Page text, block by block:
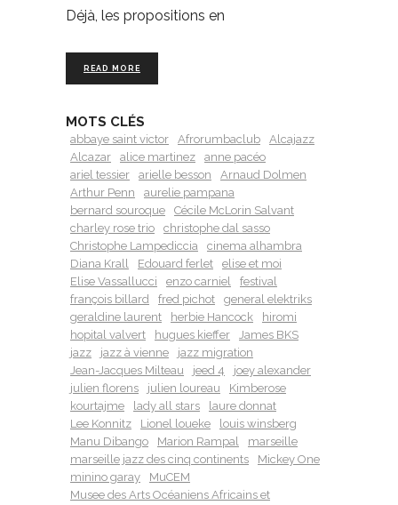
Déjà, les propositions en
READ MORE
MOTS CLÉS
abbaye saint victor Afrorumbaclub
Alcajazz
Alcazar
alice martinez
anne pacéo
ariel tessier
arielle besson
Arnaud Dolmen
Arthur Penn
aurelie pampana
bernard souroque
Cécile McLorin Salvant
charley rose trio
christophe dal sasso
Christophe Lampediccia
cinema alhambra
Diana Krall
Edouard ferlet
elise et moi
Elise Vassallucci
enzo carniel
festival
françois billard
fred pichot
general elektriks
geraldine laurent
herbie Hancock
hiromi
hopital valvert
hugues kieffer
James BKS
jazz
jazz à vienne
jazz migration
Jean-Jacques Milteau
jeed 4
joey alexander
julien florens
julien loureau
Kimberose
kourtajme
lady all stars
laure donnat
Lee Konnitz
Lionel loueke
louis winsberg
Manu Dibango
Marion Rampal
marseille
marseille jazz des cinq continents
Mickey One
minino garay
MuCEM
Musee des Arts Océaniens Africains et